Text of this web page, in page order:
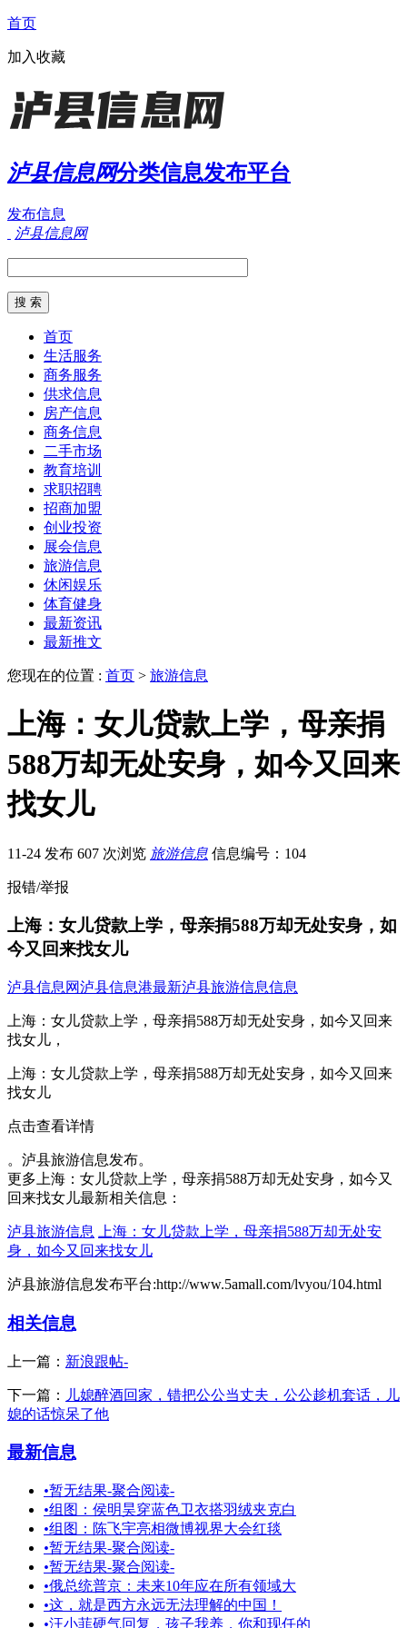
首页
加入收藏
泸县信息网分类信息发布平台
发布信息
泸县信息网
首页
生活服务
商务服务
供求信息
房产信息
商务信息
二手市场
教育培训
求职招聘
招商加盟
创业投资
展会信息
旅游信息
休闲娱乐
体育健身
最新资讯
最新推文
您现在的位置 : 首页 > 旅游信息
上海：女儿贷款上学，母亲捐
588万却无处安身，如今又回来
找女儿
11-24 发布 607 次浏览 旅游信息 信息编号：104
报错/举报
上海：女儿贷款上学，母亲捐588万却无处安身，如
今又回来找女儿
泸县信息网泸县信息港最新泸县旅游信息信息
上海：女儿贷款上学，母亲捐588万却无处安身，如今又回来
找女儿，
上海：女儿贷款上学，母亲捐588万却无处安身，如今又回来
找女儿
点击查看详情
。泸县旅游信息发布。
更多上海：女儿贷款上学，母亲捐588万却无处安身，如今又
回来找女儿最新相关信息：
泸县旅游信息
上海：女儿贷款上学，母亲捐588万却无处安
身，如今又回来找女儿
泸县旅游信息发布平台:http://www.5amall.com/lvyou/104.html
相关信息
上一篇： 新浪跟帖-
下一篇：
儿媳醉酒回家，错把公公当丈夫，公公趁机套话，儿
媳的话惊呆了他
最新信息
•暂无结果-聚合阅读-
•组图：侯明昊穿蓝色卫衣搭羽绒夹克白
•组图：陈飞宇亮相微博视界大会红毯
•暂无结果-聚合阅读-
•暂无结果-聚合阅读-
•俄总统普京：未来10年应在所有领域大
•这，就是西方永远无法理解的中国！
•汪小菲硬气回复，孩子我养，你和现任的